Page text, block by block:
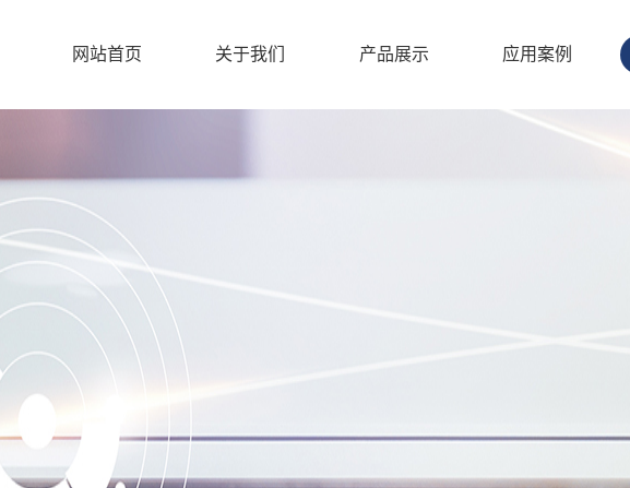
网站首页 关于我们 产品展示 应用案例